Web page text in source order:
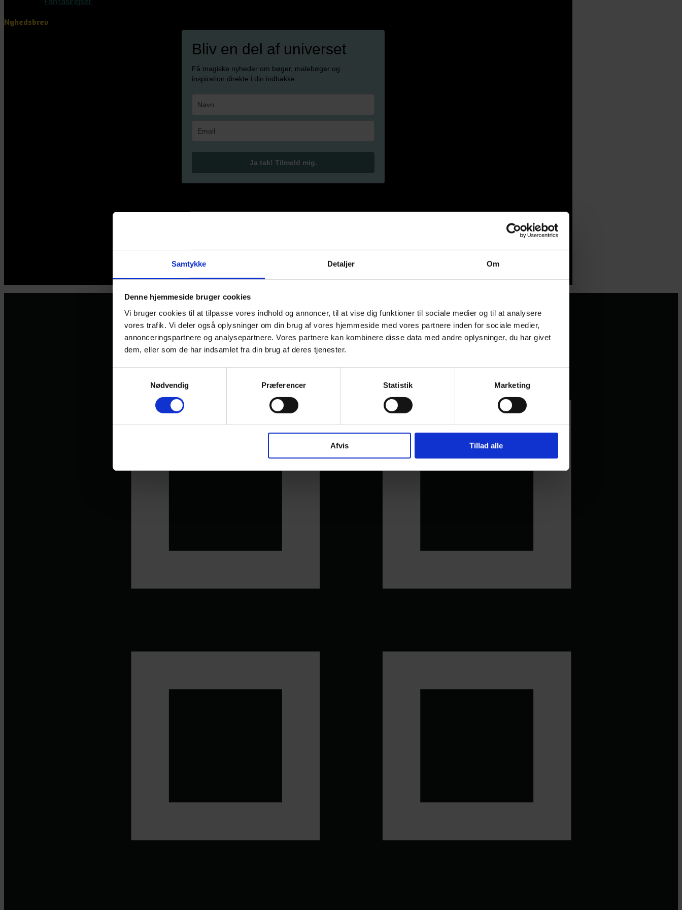
Samtykke Detaljer Om
Denne hjemmeside bruger cookies
Vi bruger cookies til at tilpasse vores indhold og annoncer, til at vise dig funktioner til sociale medier og til at analysere
vores trafik. Vi deler også oplysninger om din brug af vores hjemmeside med vores partnere inden for sociale medier,
annonceringspartnere og analysepartnere. Vores partnere kan kombinere disse data med andre oplysninger, du har givet
dem, eller som de har indsamlet fra din brug af deres tjenester.
Nødvendig
Præferencer Statistik Marketing
Afvis Tillad alle
Nyhedsbrev
Bliv en del af universet
Få magiske nyheder om bøger, malebøger og
inspiration direkte i din indbakke.
Ja tak! Tilmeld mig.
26639670